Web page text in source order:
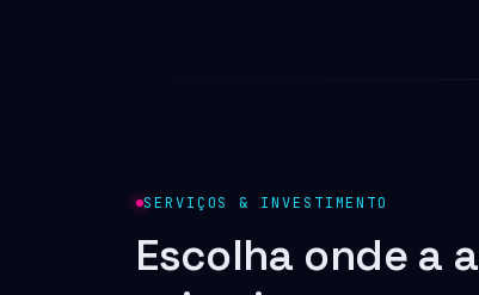
SERVIÇOS & INVESTIMENTO
Escolha onde a